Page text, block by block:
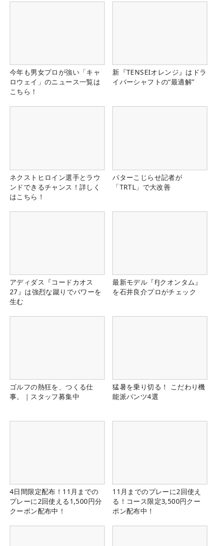
今年も男女プロが強い「キャ
ロウェイ」のニュース一覧は
こちら！
新『TENSEIオレンジ』はドラ
イバーシャフトの“最適解”
ネクストヒロイン選手とラウ
ンドできるチャンス！詳しく
はこちら！
パターこじらせ記者が
「TRTL」で大改善
アディダス『コードカオス
27』は強烈な蹴りでパワーを
生む
最新モデル『FJクオンタム』
を石井良介プロがチェック
ゴルフの熱狂を、つくる仕
事。｜スタッフ募集中
猛暑を乗り切る！ こだわり機
能派パンツ4選
4日間限定配布！11月までの
プレーに2回使える1,500円分
クーポン配布中！
11月までのプレーに2回使え
る！コース限定3,500円クー
ポン配布中！